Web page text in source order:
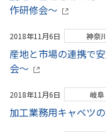
作研修会～
2018年11月6日 神奈
産地と市場の連携で
会～
2018年11月6日 岐阜
加工業務用キャベツ